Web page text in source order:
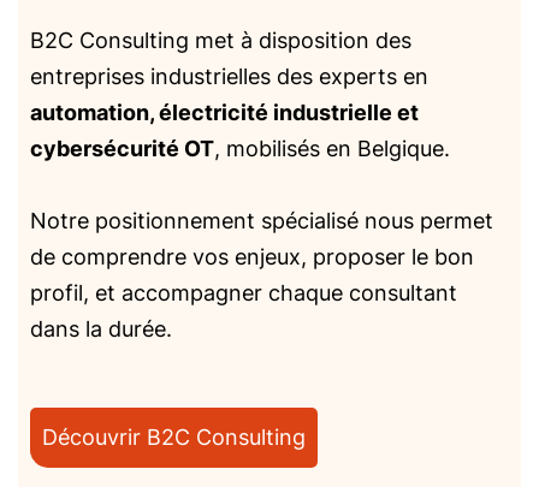
B2C Consulting met à disposition des
entreprises industrielles des experts en
automation, électricité industrielle et
cybersécurité OT, mobilisés en Belgique.
Notre positionnement spécialisé nous permet
de comprendre vos enjeux, proposer le bon
profil, et accompagner chaque consultant
dans la durée.
Découvrir B2C Consulting